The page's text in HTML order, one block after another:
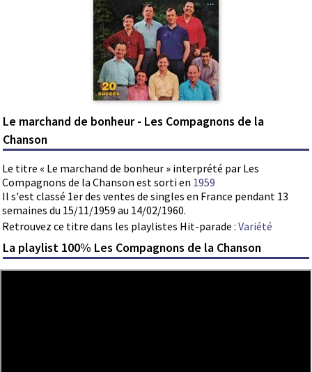
Le marchand de bonheur - Les Compagnons de la
Chanson
Le titre « Le marchand de bonheur » interprété par Les
Compagnons de la Chanson est sorti en 1959
Il s'est classé 1er des ventes de singles en France pendant 13
semaines du 15/11/1959 au 14/02/1960.
Retrouvez ce titre dans les playlistes Hit-parade : Variété
La playlist 100% Les Compagnons de la Chanson